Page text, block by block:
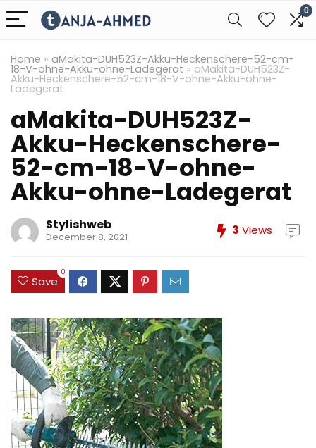
0
Home » aMakita-DUH523Z-Akku-Heckenschere-52-cm-
18-V-ohne-Akku-ohne-Ladegerat » aMakita-DUH523Z-
Akku-Heckenschere-52-cm-18-V-ohne-Akku-ohne-
Ladegerat
aMakita-DUH523Z-
Akku-Heckenschere-
52-cm-18-V-ohne-
Akku-ohne-Ladegerat
Stylishweb
December 8, 2021 3 Views
Save
0